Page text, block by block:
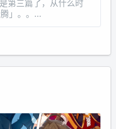
第三篇了，从什么时
」。。...